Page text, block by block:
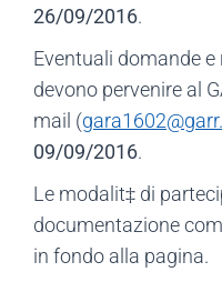
26/09/2016.
Eventuali domande
devono pervenire al
mail (
09/09/2016.
Le modalit‡ di
documentazione
in fondo alla pagina.